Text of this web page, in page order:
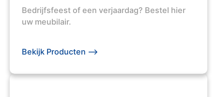
Bedrijfsfeest of een verjaardag? Bestel hier
uw meubilair.
Bekijk Producten -->